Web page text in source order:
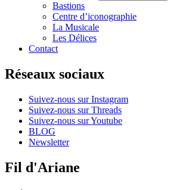
Bastions
Centre d’iconographie
La Musicale
Les Délices
Contact
Réseaux sociaux
Suivez-nous sur Instagram
Suivez-nous sur Threads
Suivez-nous sur Youtube
BLOG
Newsletter
Fil d'Ariane